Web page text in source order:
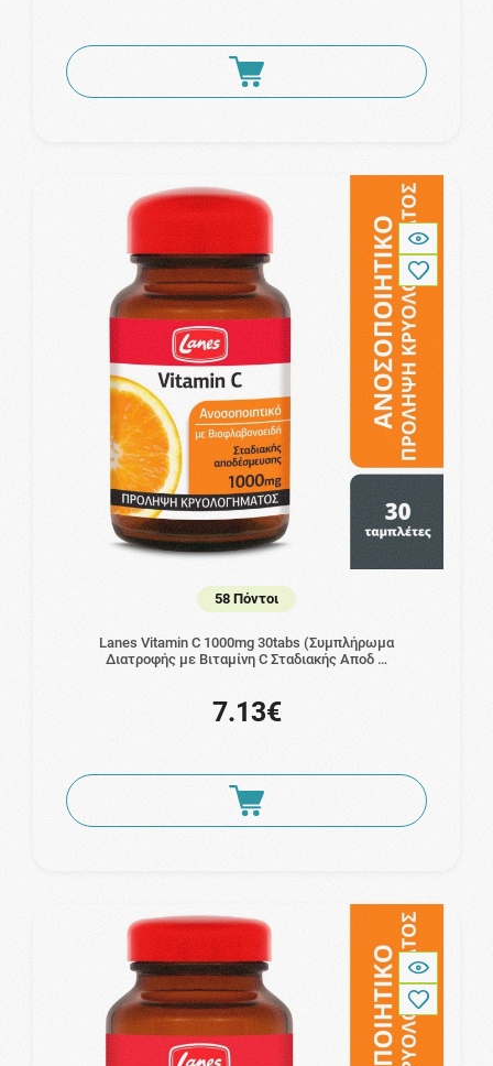
58 Πόντοι
Lanes Vitamin C 1000mg 30tabs (Συμπλήρωμα
Διατροφής με Βιταμίνη C Σταδιακής Αποδ …
7.13€